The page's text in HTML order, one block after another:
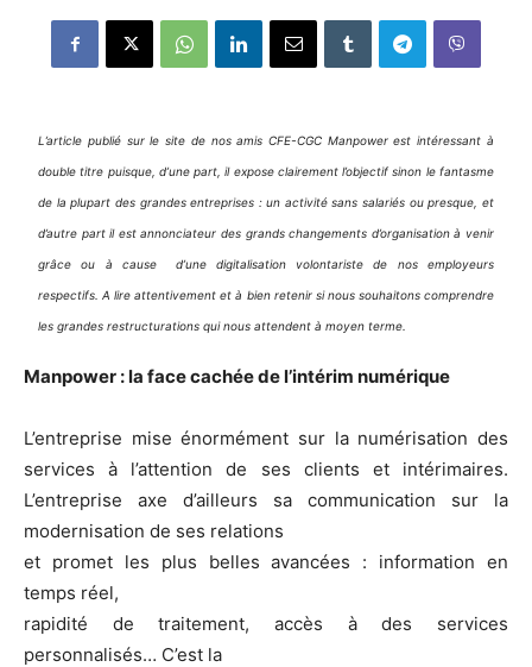
L’article publié sur le site de nos amis CFE-CGC Manpower est intéressant à
double titre puisque, d’une part, il expose clairement l’objectif sinon le fantasme
de la plupart des grandes entreprises : un activité sans salariés ou presque, et
d’autre part il est annonciateur des grands changements d’organisation à venir
grâce ou à cause d’une digitalisation volontariste de nos employeurs
respectifs. A lire attentivement et à bien retenir si nous souhaitons comprendre
les grandes restructurations qui nous attendent à moyen terme.
Manpower : la face cachée de l’intérim numérique
L’entreprise mise énormément sur la numérisation des
services à l’attention de ses clients et intérimaires.
L’entreprise axe d’ailleurs sa communication sur la
modernisation de ses relations
et promet les plus belles avancées : information en
temps réel,
rapidité de traitement, accès à des services
personnalisés… C’est la